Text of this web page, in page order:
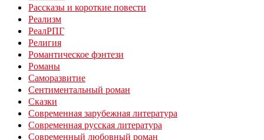
Рассказы и короткие повести
Реализм
РеалРПГ
Религия
Романтическое фэнтези
Романы
Саморазвитие
Сентиментальный роман
Сказки
Современная зарубежная литература
Современная русская литература
Современный любовный роман